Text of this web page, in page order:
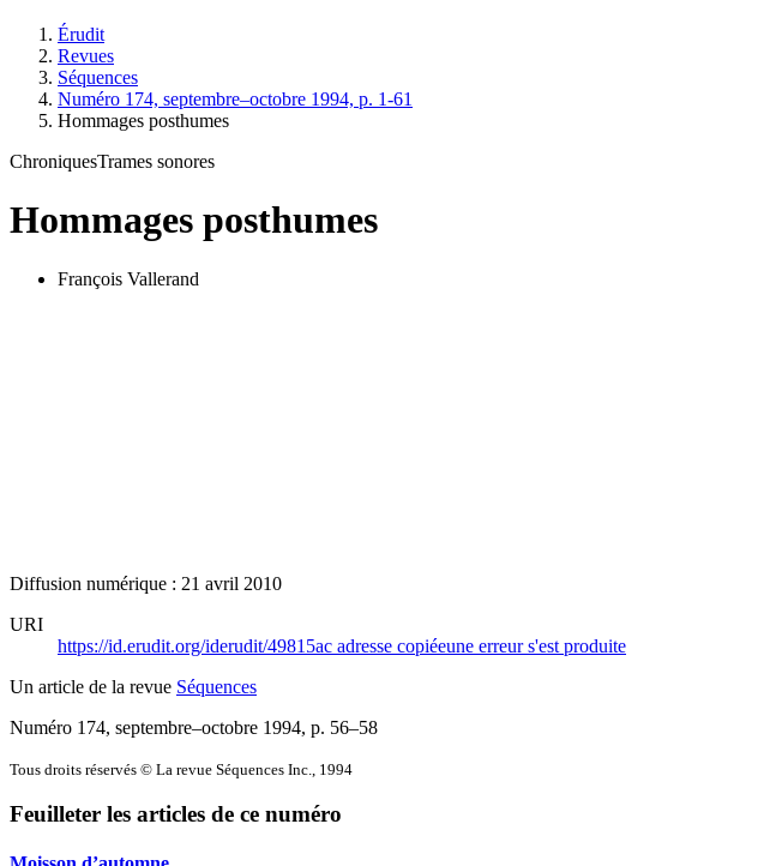
Érudit
Revues
Séquences
Numéro 174, septembre–octobre 1994, p. 1-61
Hommages posthumes
ChroniquesTrames sonores
Hommages posthumes
François Vallerand
Diffusion numérique : 21 avril 2010
URI
https://id.erudit.org/iderudit/49815ac adresse copiéeune erreur s'est produite
Un article de la revue Séquences
Numéro 174, septembre–octobre 1994, p. 56–58
Tous droits réservés © La revue Séquences Inc., 1994
Feuilleter les articles de ce numéro